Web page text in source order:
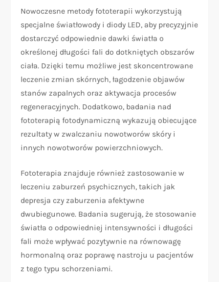
Nowoczesne metody fototerapii wykorzystują
specjalne światłowody i diody LED, aby precyzyjnie
dostarczyć odpowiednie dawki światła o
określonej długości fali do dotkniętych obszarów
ciała. Dzięki temu możliwe jest skoncentrowane
leczenie zmian skórnych, łagodzenie objawów
stanów zapalnych oraz aktywacja procesów
regeneracyjnych. Dodatkowo, badania nad
fototerapią fotodynamiczną wykazują obiecujące
rezultaty w zwalczaniu nowotworów skóry i
innych nowotworów powierzchniowych.
Fototerapia znajduje również zastosowanie w
leczeniu zaburzeń psychicznych, takich jak
depresja czy zaburzenia afektywne
dwubiegunowe. Badania sugerują, że stosowanie
światła o odpowiedniej intensywności i długości
fali może wpływać pozytywnie na równowagę
hormonalną oraz poprawę nastroju u pacjentów
z tego typu schorzeniami.